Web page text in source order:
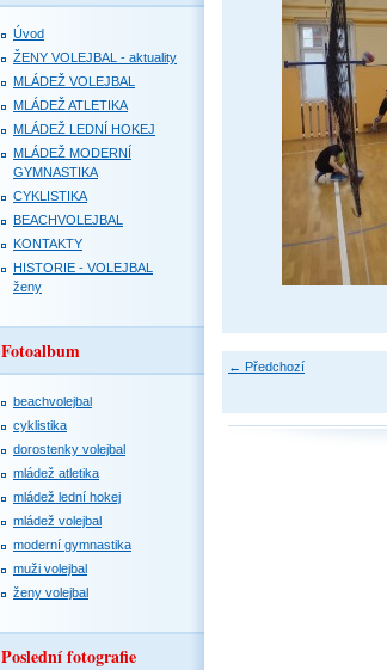
← Předchozí
Úvod
ŽENY VOLEJBAL - aktuality
MLÁDEŽ VOLEJBAL
MLÁDEŽ ATLETIKA
MLÁDEŽ LEDNÍ HOKEJ
MLÁDEŽ MODERNÍ
GYMNASTIKA
CYKLISTIKA
BEACHVOLEJBAL
KONTAKTY
HISTORIE - VOLEJBAL
ženy
Fotoalbum
beachvolejbal
cyklistika
dorostenky volejbal
mládež atletika
mládež lední hokej
mládež volejbal
moderní gymnastika
muži volejbal
ženy volejbal
Poslední fotografie